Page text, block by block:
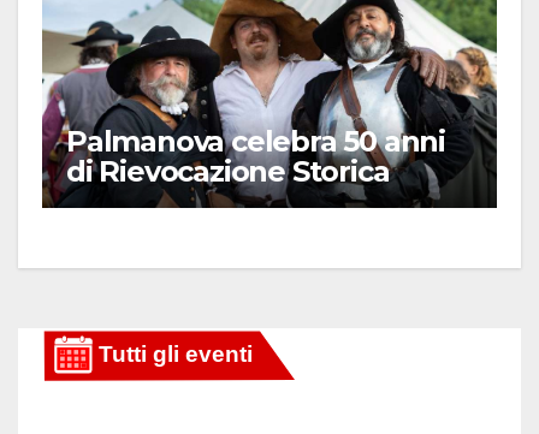
Palmanova celebra 50 anni
di Rievocazione Storica